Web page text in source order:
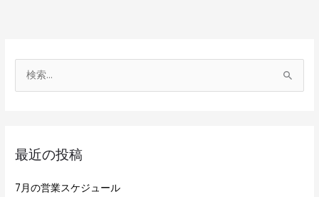
索
:最近の投稿
7月の営業スケジュール